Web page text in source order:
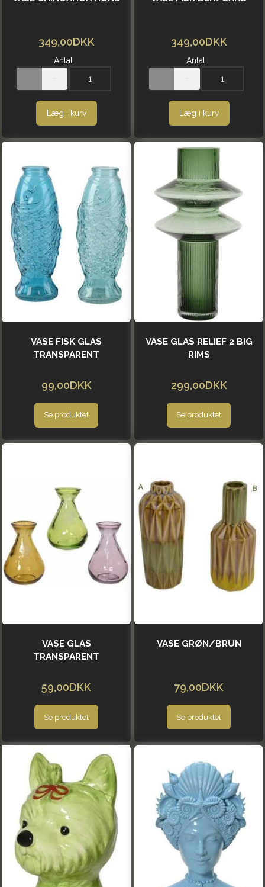
349,00DKK
Antal
Læg i kurv
349,00DKK
Antal
Læg i kurv
VASE FISK GLAS
TRANSPARENT
99,00DKK
Se produktet
VASE GLAS RELIEF 2 BIG
RIMS
299,00DKK
Se produktet
VASE GLAS
TRANSPARENT
59,00DKK
Se produktet
VASE GRØN/BRUN
79,00DKK
Se produktet